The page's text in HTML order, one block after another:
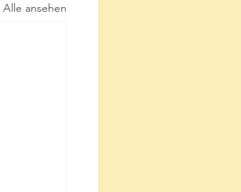
Alle ansehen